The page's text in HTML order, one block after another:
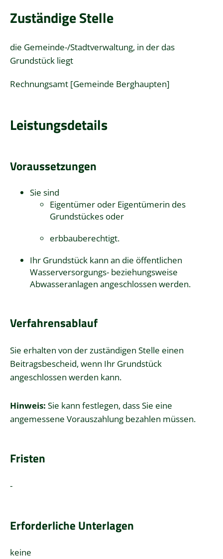
Zuständige Stelle
die Gemeinde-/Stadtverwaltung, in der das
Grundstück liegt
Rechnungsamt [Gemeinde Berghaupten]
Leistungsdetails
Voraussetzungen
Sie sind
Eigentümer oder Eigentümerin des
Grundstückes oder
erbbauberechtigt.
Ihr Grundstück kann an die öffentlichen
Wasserversorgungs- beziehungsweise
Abwasseranlagen angeschlossen werden.
Verfahrensablauf
Sie erhalten von der zuständigen Stelle einen
Beitragsbescheid, wenn Ihr Grundstück
angeschlossen werden kann.
Hinweis: Sie kann festlegen, dass Sie eine
angemessene Vorauszahlung bezahlen müssen.
Fristen
-
Erforderliche Unterlagen
keine